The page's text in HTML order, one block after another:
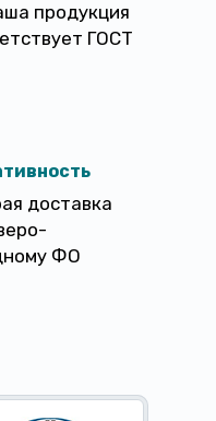
продукция
ГОСТ
доставка
ФО